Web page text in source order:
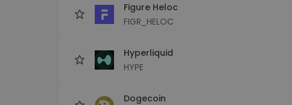
Figure Heloc
FIGR_HELOC
Hyperliquid
HYPE
Dogecoin